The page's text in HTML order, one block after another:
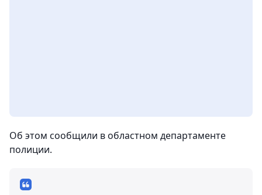
Об этом сообщили в областном департаменте
полиции.